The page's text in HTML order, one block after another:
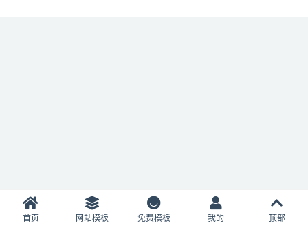
首页 网站模板 免费模板 我的 顶部